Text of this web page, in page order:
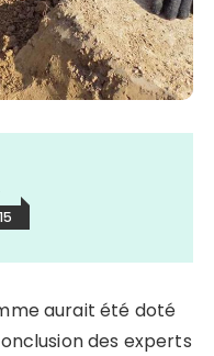
aurait été doté
des experts